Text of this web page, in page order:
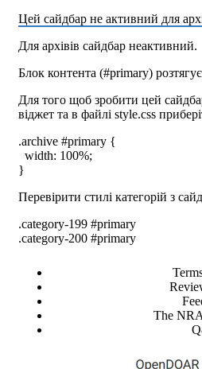
Цей сайдбар не активний для
Для архівів сайдбар неактивний.
Блок контента (#primary)
Для того щоб зробити цей
віджет та в файлі style.css
.archive #primary {
width: 100%;
}
Перевірити стилі категорій з
.category-199 #primary
.category-200 #primary
The